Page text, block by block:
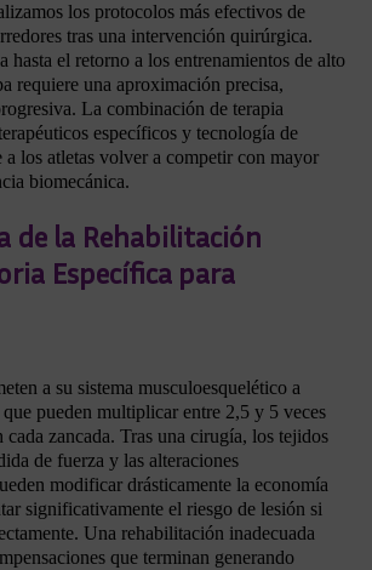
los protocolos más efectivos de
tras una intervención quirúrgica.
hasta el retorno a los entrenamientos de alto
requiere una aproximación precisa,
La combinación de terapia
específicos y tecnología de
a los atletas volver a competir con mayor
biomecánica.
de la Rehabilitación
Específica para
a su sistema musculoesquelético a
pueden multiplicar entre 2,5 y 5 veces
cada zancada. Tras una cirugía, los tejidos
de fuerza y las alteraciones
modificar drásticamente la economía
significativamente el riesgo de lesión si
Una rehabilitación inadecuada
que terminan generando